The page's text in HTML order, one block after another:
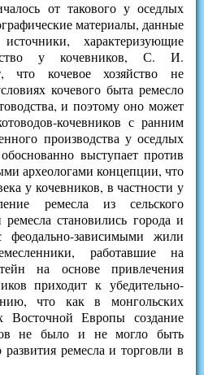
от такового у оседлых
материалы, данные
характеризующие
у кочевников, С. И.
что кочевое хозяйство не
кочевого быта ремесло
и поэтому оно может
кочевников с ранним
производства у оседлых
выступает против
археологами концепции, что
у кочевников, в частности у
ремесла из сельского
ремесла становились города и
зависимыми жили
работавшие на
на основе привлечения
приходит к убедительно-
что как в монгольских
Восточной Европы создание
не было и не могло быть
развития ремесла и торговли в